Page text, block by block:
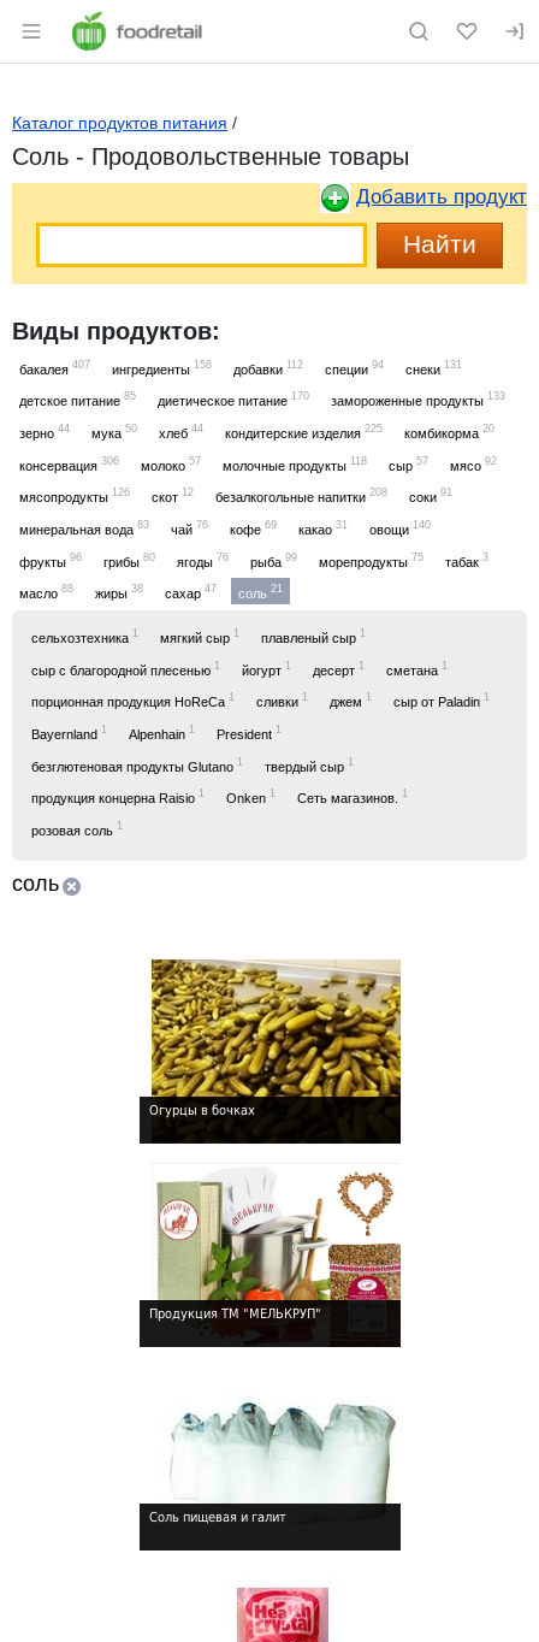
Раздел навигации по сайту
Каталог продуктов питания /
Соль - Продовольственные товары
Добавить продукт
Виды продуктов:
бакалея 407 ингредиенты 158 добавки 112 специи 94 снеки 131
детское питание 85 диетическое питание 170 замороженные продукты 133
зерно 44 мука 50 хлеб 44 кондитерские изделия 225 комбикорма 20
консервация 306 молоко 57 молочные продукты 118 сыр 57 мясо 92
мясопродукты 126 скот 12 безалкогольные напитки 208 соки 91
минеральная вода 83 чай 76 кофе 69 какао 31 овощи 140
фрукты 96 грибы 80 ягоды 76 рыба 99 морепродукты 75 табак 3
масло 88 жиры 38 сахар 47 соль 21
сельхозтехника 1 мягкий сыр 1 плавленый сыр 1
сыр с благородной плесенью 1 йогурт 1 десерт 1 сметана 1
порционная продукция HoReCa 1 сливки 1 джем 1 сыр от Paladin 1
Bayernland 1 Alpenhain 1 President 1
безглютеновая продукты Glutano 1 твердый сыр 1
продукция концерна Raisio 1 Onken 1 Сеть магазинов. 1
розовая соль 1
соль
Огурцы в бочках
Продукция ТМ "МЕЛЬКРУП"
Соль пищевая и галит